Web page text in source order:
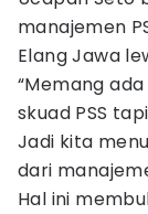
manajemen
Elang Jawa
“Memang
skuad PSS
Jadi kita
dari
Hal ini